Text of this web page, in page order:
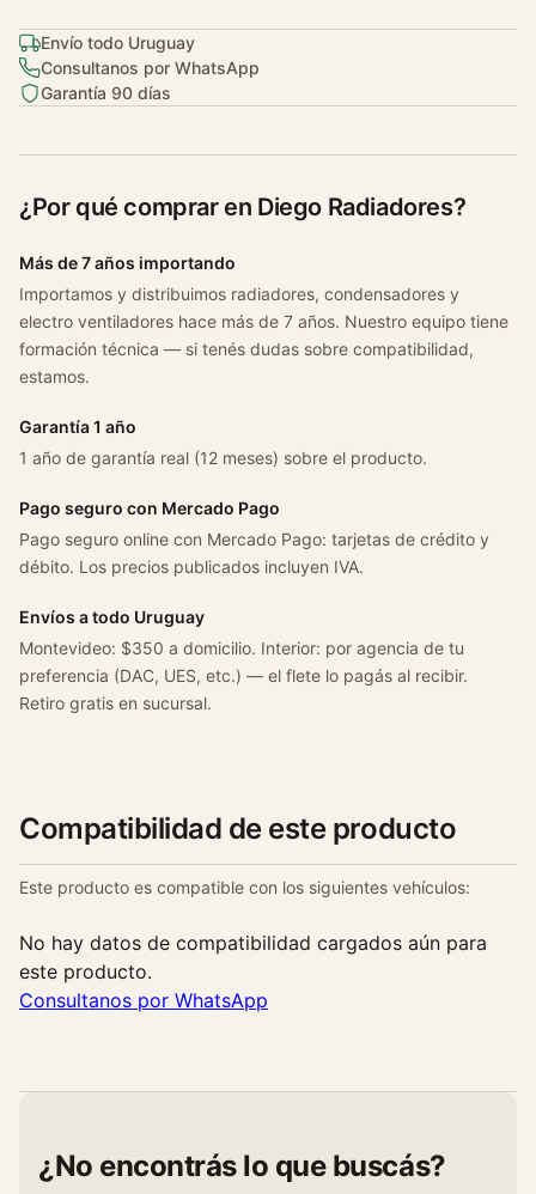
s
a
n
e
s
S
e
n
s
e
1
C
/
a
C
i
l
i
o
M
h
l
e
Envío todo Uruguay
Consultanos por WhatsApp
Garantía 90 días
¿Por qué comprar en Diego Radiadores?
Más de 7 años importando
Importamos y distribuimos radiadores, condensadores y
electro ventiladores hace más de 7 años. Nuestro equipo tiene
formación técnica — si tenés dudas sobre compatibilidad,
estamos.
Garantía 1 año
1 año de garantía real (12 meses) sobre el producto.
Pago seguro con Mercado Pago
Pago seguro online con Mercado Pago: tarjetas de crédito y
débito. Los precios publicados incluyen IVA.
Envíos a todo Uruguay
Montevideo: $350 a domicilio. Interior: por agencia de tu
preferencia (DAC, UES, etc.) — el flete lo pagás al recibir.
Retiro gratis en sucursal.
Compatibilidad de este producto
Este producto es compatible con los siguientes vehículos:
No hay datos de compatibilidad cargados aún para
este producto.
Consultanos por WhatsApp
¿No encontrás lo que buscás?